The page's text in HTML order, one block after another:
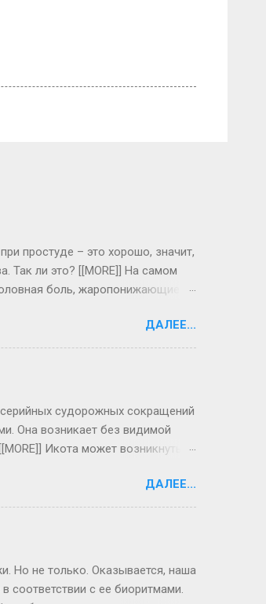
простуде – это хорошо, значит,
Так ли это? [[MORE]] На самом
боль, жаропонижающие
иммунитет, могут долго болеть
систему для борьбы с
препараты, положить на
боль. Если болен
ДАЛЕЕ...
судорожных сокращений
Она возникает без видимой
Икота может возникнуть
воды. Но икота также
в брюшной полости.
появляется и при
сопровождать
то необходимо обра...
ДАЛЕЕ...
Но не только. Оказывается, наша
соответствии с ее биоритмами.